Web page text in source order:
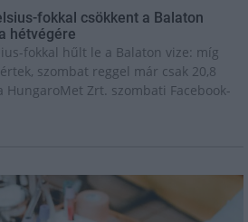
fokkal csökkent a Balaton
hétvégére
fokkal hűlt le a Balaton vize: míg
szombat reggel már csak 20,8
Zrt. szombati Facebook-